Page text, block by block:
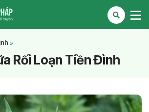
»
Rối Loạn Tiền Đình